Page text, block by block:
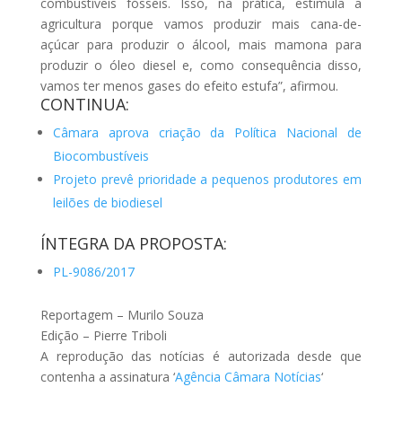
agricultura porque vamos produzir mais cana-de-
açúcar para produzir o álcool, mais mamona para
produzir o óleo diesel e, como consequência disso,
vamos ter menos gases do efeito estufa”, afirmou.
CONTINUA:
Câmara aprova criação da Política Nacional de
Biocombustíveis
Projeto prevê prioridade a pequenos produtores em
leilões de biodiesel
ÍNTEGRA DA PROPOSTA:
PL-9086/2017
Reportagem – Murilo Souza
Edição – Pierre Triboli
A reprodução das notícias é autorizada desde que
contenha a assinatura ‘Agência Câmara Notícias‘